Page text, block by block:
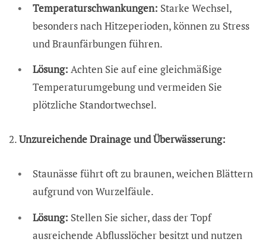
Temperaturschwankungen: Starke Wechsel,
besonders nach Hitzeperioden, können zu Stress
und Braunfärbungen führen.
Lösung: Achten Sie auf eine gleichmäßige
Temperaturumgebung und vermeiden Sie
plötzliche Standortwechsel.
2.Unzureichende Drainage und Überwässerung:
Staunässe führt oft zu braunen, weichen Blättern
aufgrund von Wurzelfäule.
Lösung: Stellen Sie sicher, dass der Topf
ausreichende Abflusslöcher besitzt und nutzen